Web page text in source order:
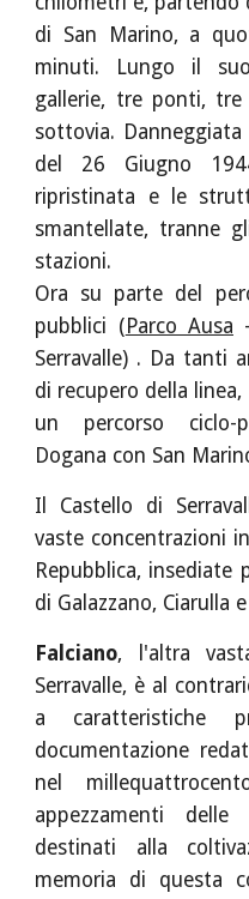
di San Marino, a
minuti. Lungo il
gallerie, tre ponti, tre
sottovia.
del 26 Giugno
ripristinata e le
smantellate, tranne
stazioni.
Ora su parte del
pubblici ( Parco Ausa
Serravalle) . Da tanti
di recupero della
un percorso ciclo-
Dogana con San
Il Castello di
vaste concentrazioni
Repubblica, insediate
di Galazzano, Ciarulla
Falciano, l'altra
Serravalle, è al
a caratteristiche
documentazione
nel
appezzamenti
destinati alla
memoria di questa